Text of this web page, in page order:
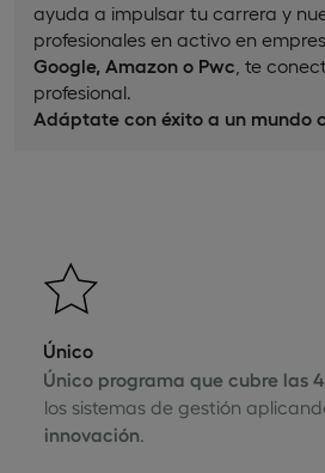
ayuda a impulsar tu carrera y
profesionales en activo en
Google, Amazon o Pwc , te
profesional.
Adáptate con éxito a un mundo
Único
Único programa que cubre las
los sistemas de gestión
innovación.